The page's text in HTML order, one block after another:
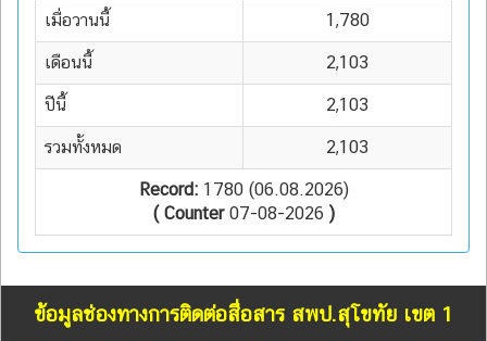
เมื่อวานนี้ 1,780
เดือนนี้ 2,103
ปีนี้ 2,103
รวมทั้งหมด 2,103
Record:1780 (06.08.2026)
( Counter07-08-2026 )
ข้อมูลช่องทางการติดต่อสื่อสาร สพป.สุโขทัย เขต 1